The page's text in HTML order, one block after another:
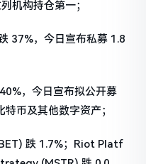
机构持仓第一；
37%，今日宣布私募 1.8
，今日宣布拟公开募
币及其他数字资产；
跌 1.7%；Riot Platf